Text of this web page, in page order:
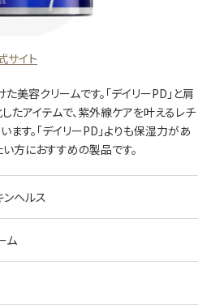
サイト
美容クリームです。「デイリーPD」と肩
たアイテムで、紫外線ケアを叶えるレチ
ます。「デイリーPD」よりも保湿力があ
方におすすめの製品です。
ヘルス
ム